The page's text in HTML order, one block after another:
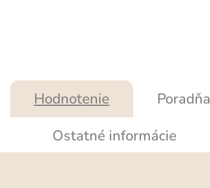
Hodnotenie Poradňa
Ostatné informácie